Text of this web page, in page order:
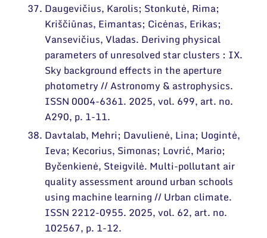
Daugevičius, Karolis; Stonkutė, Rima;
Kriščiūnas, Eimantas; Cicėnas, Erikas;
Vansevičius, Vladas. Deriving physical
parameters of unresolved star clusters : IX.
Sky background effects in the aperture
photometry // Astronomy & astrophysics.
ISSN 0004-6361. 2025, vol. 699, art. no.
A290, p. 1-11.
Davtalab, Mehri; Davulienė, Lina; Uogintė,
Ieva; Kecorius, Simonas; Lovrić, Mario;
Byčenkienė, Steigvilė. Multi-pollutant air
quality assessment around urban schools
using machine learning // Urban climate.
ISSN 2212-0955. 2025, vol. 62, art. no.
102567, p. 1-12.